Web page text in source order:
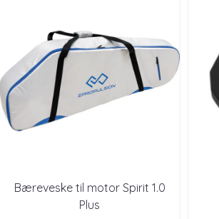
Bæreveske til motor Spirit 1.0
Plus